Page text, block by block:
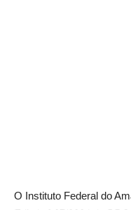
O Instituto Federal do